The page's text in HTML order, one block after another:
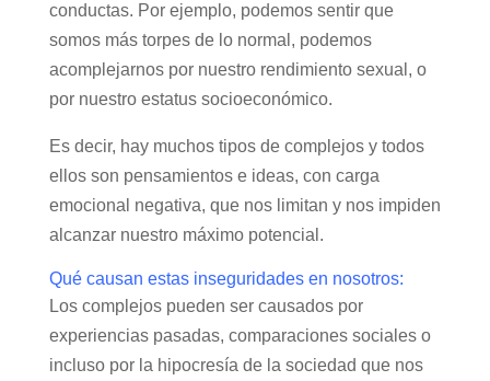
conductas. Por ejemplo, podemos sentir que
somos más torpes de lo normal, podemos
acomplejarnos por nuestro rendimiento sexual, o
por nuestro estatus socioeconómico.
Es decir, hay muchos tipos de complejos y todos
ellos son pensamientos e ideas, con carga
emocional negativa, que nos limitan y nos impiden
alcanzar nuestro máximo potencial.
Qué causan estas inseguridades en nosotros:
Los complejos pueden ser causados por
experiencias pasadas, comparaciones sociales o
incluso por la hipocresía de la sociedad que nos